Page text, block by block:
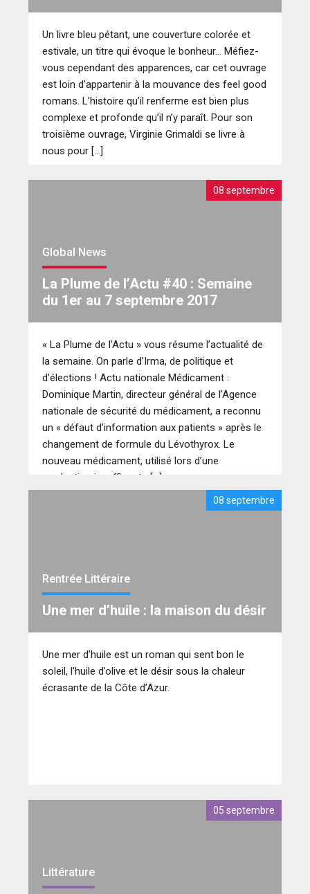
Un livre bleu pétant, une couverture colorée et
estivale, un titre qui évoque le bonheur… Méfiez-
vous cependant des apparences, car cet ouvrage
est loin d’appartenir à la mouvance des feel good
romans. L’histoire qu’il renferme est bien plus
complexe et profonde qu’il n’y paraît. Pour son
troisième ouvrage, Virginie Grimaldi se livre à
nous pour […]
08 septembre
Global News
La Plume de l’Actu #40 : Semaine
du 1er au 7 septembre 2017
« La Plume de l’Actu » vous résume l’actualité de
la semaine. On parle d’Irma, de politique et
d’élections ! Actu nationale Médicament :
Dominique Martin, directeur général de l’Agence
nationale de sécurité du médicament, a reconnu
un « défaut d’information aux patients » après le
changement de formule du Lévothyrox. Le
nouveau médicament, utilisé lors d’une
production insuffisante […]
08 septembre
Rentrée Littéraire
Une mer d’huile : la maison du désir
Une mer d’huile est un roman qui sent bon le
soleil, l’huile d’olive et le désir sous la chaleur
écrasante de la Côte d’Azur.
05 septembre
Littérature